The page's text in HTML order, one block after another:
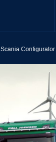
Scania Configurator